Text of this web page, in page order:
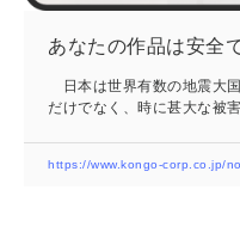
あなたの作品は安全
https://www.kongo-corp.co.jp/
日本は世界有数の地震大
だけでなく、時に甚大な被
る破損です。 特に一般的な